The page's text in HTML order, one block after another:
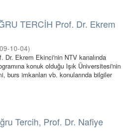
TERCİH Prof. Dr. Ekrem
10-04)
Dr. Ekrem Ekinci'nin NTV kanalında
konuk olduğu Işık Üniversitesi'nin
burs imkanları vb. konularında bilgiler
Tercih, Prof. Dr. Nafiye